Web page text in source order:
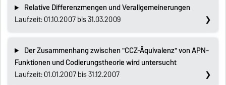
Relative Differenzmengen und Verallgemeinerungen
Laufzeit: 01.10.2007 bis 31.03.2009
Der Zusammenhang zwischen "CCZ-Äquivalenz" von APN-
Funktionen und Codierungstheorie wird untersucht
Laufzeit: 01.01.2007 bis 31.12.2007